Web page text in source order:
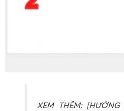
XEM THÊM: [HƯỚNG